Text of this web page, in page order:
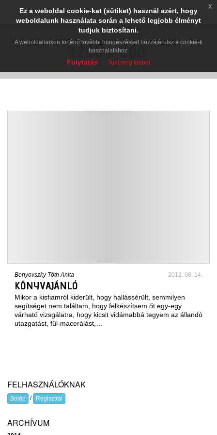
Benyovszky Tóth Anita 2012. 08. 14.
KÖNYVAJÁNLÓ
Mikor a kisfiamról kiderült, hogy hallássérült, semmilyen
segítséget nem találtam, hogy felkészítsem őt egy-egy
várható vizsgálatra, hogy kicsit vidámabbá tegyem az állandó
utazgatást, fül-macerálást,…
FELHASZNÁLÓKNAK
Belép / Regisztrál
ARCHÍVUM
Ez a weboldal cookie-kat (sütiket) használ azért, hogy
weboldalunk használata során a lehető legjobb élményt
tudjuk biztosítani.
A weboldalunkon történő további böngészéssel hozzájárulsz a cookie-k
használatához.
Folytatás Tudj meg többet
x